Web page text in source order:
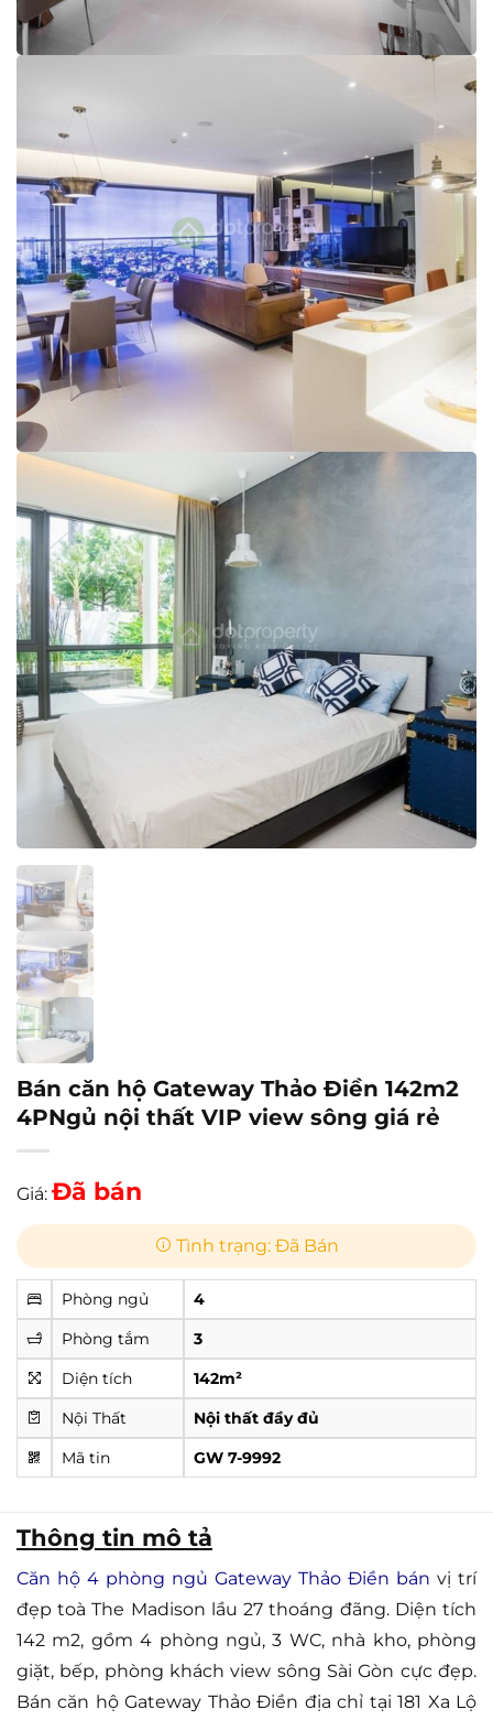
Bán căn hộ Gateway Thảo Điền 142m2
4PNgủ nội thất VIP view sông giá rẻ
Giá: Đã bán
Tình trạng: Đã Bán
Phòng ngủ
4
Phòng tắm
3
Diện tích
142m²
Nội Thất
Nội thất đầy đủ
Mã tin
GW 7-9992
Thông tin mô tả
Căn hộ 4 phòng ngủ Gateway Thảo Điền bán vị trí
đẹp toà The Madison lầu 27 thoáng đãng. Diện tích
142 m2, gồm 4 phòng ngủ, 3 WC, nhà kho, phòng
giặt, bếp, phòng khách view sông Sài Gòn cực đẹp.
Bán căn hộ Gateway Thảo Điền địa chỉ tại 181 Xa Lộ